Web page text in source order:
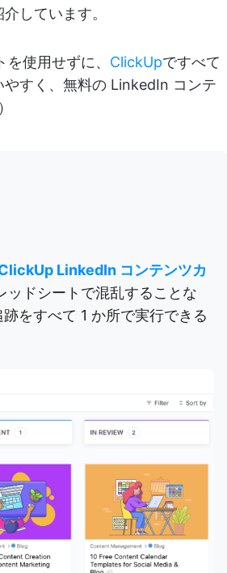
しています。
使用せずに、 ClickUpですべて
すく、無料の LinkedIn コンテ
LinkedIn コンテンツカ
ッドシートで混乱することな
をすべて 1 か所で実行できる